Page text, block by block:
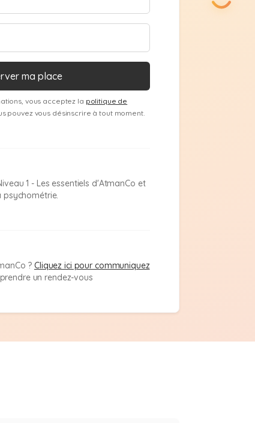
vous acceptez la politique de
pouvez vous désinscrire à tout moment.
1 - Les essentiels d'AtmanCo et
psychométrie.
? Cliquez ici pour communiquez
un rendez-vous